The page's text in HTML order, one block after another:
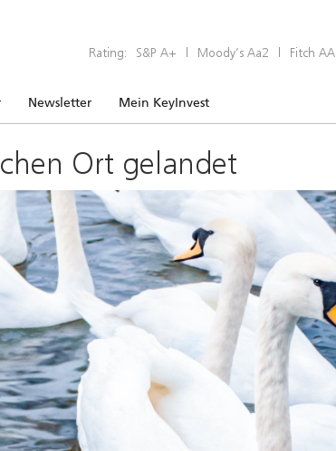
Rating: S&P A+ | Moody’s Aa2 | Fitch AA
Newsletter Mein KeyInvest
Ort gelandet